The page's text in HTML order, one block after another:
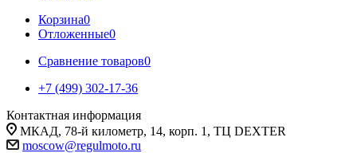
Корзина0
Отложенные0
Сравнение товаров0
+7 (499) 302-17-36
Контактная информация
МКАД, 78-й километр, 14, корп. 1, ТЦ DEXTER
moscow@regulmoto.ru